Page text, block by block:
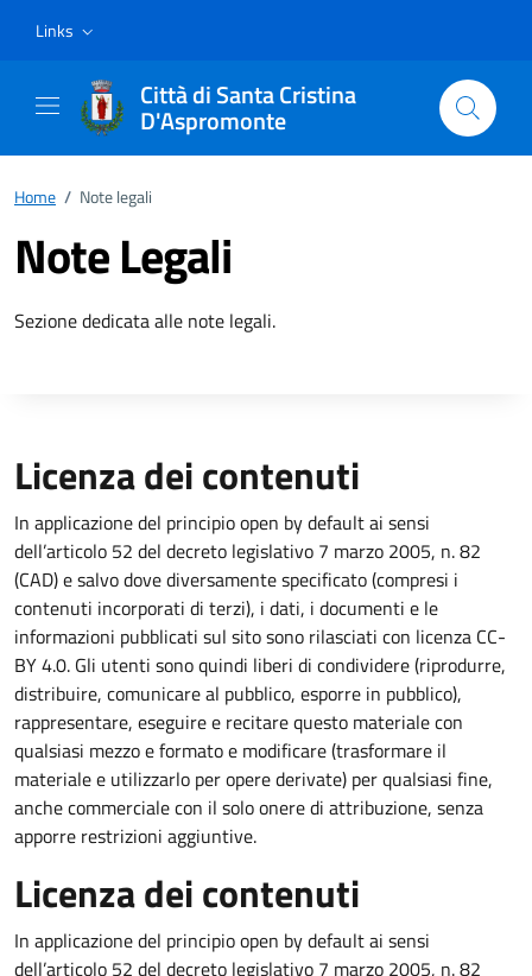
Links
Città di Santa Cristina
D'Aspromonte
Home / Note legali
Note Legali
Sezione dedicata alle note legali.
Licenza dei contenuti
In applicazione del principio open by default ai sensi
dell’articolo 52 del decreto legislativo 7 marzo 2005, n. 82
(CAD) e salvo dove diversamente specificato (compresi i
contenuti incorporati di terzi), i dati, i documenti e le
informazioni pubblicati sul sito sono rilasciati con licenza CC-
BY 4.0. Gli utenti sono quindi liberi di condividere (riprodurre,
distribuire, comunicare al pubblico, esporre in pubblico),
rappresentare, eseguire e recitare questo materiale con
qualsiasi mezzo e formato e modificare (trasformare il
materiale e utilizzarlo per opere derivate) per qualsiasi fine,
anche commerciale con il solo onere di attribuzione, senza
apporre restrizioni aggiuntive.
Licenza dei contenuti
In applicazione del principio open by default ai sensi
dell’articolo 52 del decreto legislativo 7 marzo 2005, n. 82